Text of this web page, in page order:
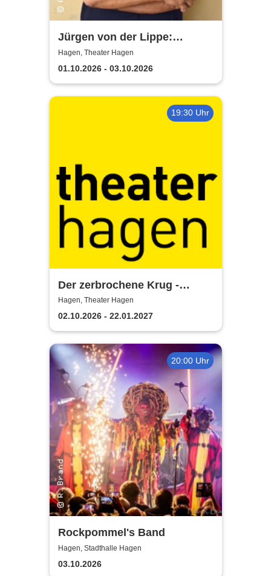
Jürgen von der Lippe:
Sextextsextett - Comedy-
Lesung
Hagen, Theater Hagen
01.10.2026 - 03.10.2026
19:30 Uhr
Der zerbrochene Krug -
Theater Hagen
Hagen, Theater Hagen
02.10.2026 - 22.01.2027
20:00 Uhr
Rockpommel's Band
Hagen, Stadthalle Hagen
03.10.2026